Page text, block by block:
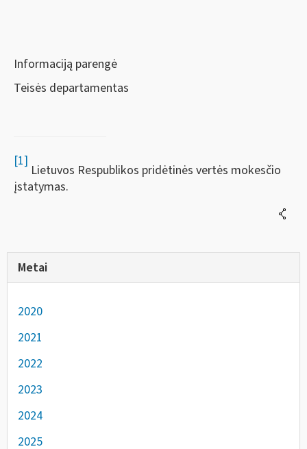
Informaciją parengė
Teisės departamentas
[1]
Lietuvos Respublikos pridėtinės vertės mokesčio
įstatymas.
Metai
2020
2021
2022
2023
2024
2025